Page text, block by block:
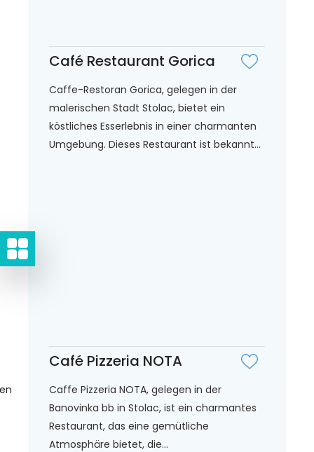
Café Restaurant Gorica
Caffe-Restoran Gorica, gelegen in der
malerischen Stadt Stolac, bietet ein
köstliches Esserlebnis in einer charmanten
Umgebung. Dieses Restaurant ist bekannt...
Café Pizzeria NOTA
Caffe Pizzeria NOTA, gelegen in der
Banovinka bb in Stolac, ist ein charmantes
Restaurant, das eine gemütliche
Atmosphäre bietet, die...